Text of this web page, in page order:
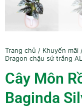
Trang chủ / Khuyến mãi
Dragon chậu sứ trắng
Cây Môn
Baginda